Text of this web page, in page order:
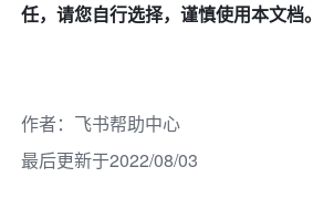
任，请您自行选择，谨慎使用本文档。
作者： 飞书帮助中心
最后更新于2022/08/03